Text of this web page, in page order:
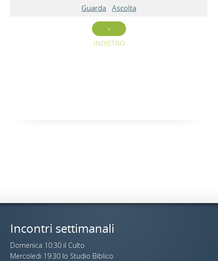
Guarda Ascolta
«
INDIETRO
Incontri settimanali
Domenica 10:30 il Culto
Mercoledi 19:30 lo Studio Biblico